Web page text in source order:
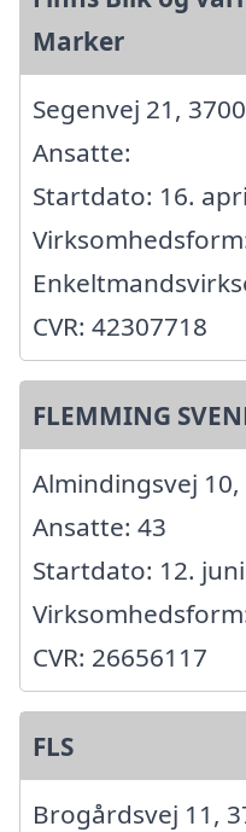
Marker
Segenvej 21,
Ansatte:
Startdato: 16.
CVR: 42307718
FLEMMING
Almindingsvej 10,
Ansatte: 43
Startdato: 12.
CVR: 26656117
FLS
Brogårdsvej 11,